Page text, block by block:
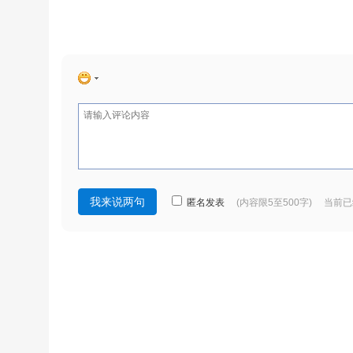
匿名发表 (内容限5至500字) 当前已